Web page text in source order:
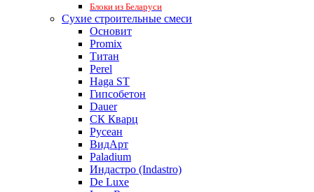
Блоки из Беларуси
Сухие строительные смеси
Основит
Promix
Титан
Perel
Haga ST
Гипсобетон
Dauer
СК Кварц
Русеан
ВидАрт
Paladium
Индастро (Indastro)
De Luxe